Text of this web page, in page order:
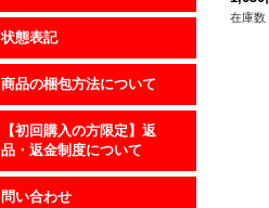
状態表記
商品の梱包方法について
【初回購入の方限定】返
品・返金制度について
問い合わせ
在庫数